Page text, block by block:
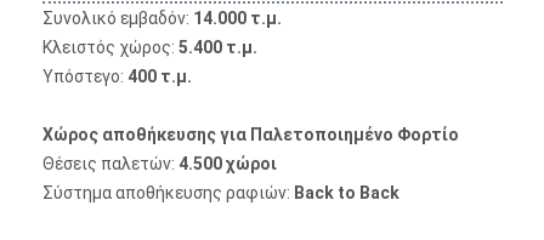
Συνολικό εμβαδόν: 14.000 τ.μ.
Κλειστός χώρος:5.400 τ.μ.
Υπόστεγο: 400 τ.μ.
Χώρος αποθήκευσης για Παλετοποιημένο Φορτίο
Θέσεις παλετών: 4.500 χώροι
Σύστημα αποθήκευσης ραφιών: Back to Back